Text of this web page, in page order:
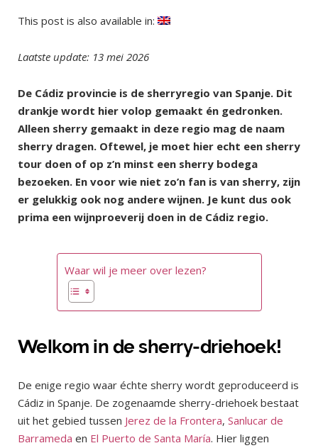
This post is also available in:
Laatste update: 13 mei 2026
De Cádiz provincie is de sherryregio van Spanje. Dit
drankje wordt hier volop gemaakt én gedronken.
Alleen sherry gemaakt in deze regio mag de naam
sherry dragen. Oftewel, je moet hier echt een sherry
tour doen of op z’n minst een sherry bodega
bezoeken. En voor wie niet zo’n fan is van sherry, zijn
er gelukkig ook nog andere wijnen. Je kunt dus ook
prima een wijnproeverij doen in de Cádiz regio.
Waar wil je meer over lezen?
Welkom in de sherry-driehoek!
De enige regio waar échte sherry wordt geproduceerd is
Cádiz in Spanje. De zogenaamde sherry-driehoek bestaat
uit het gebied tussen Jerez de la Frontera, Sanlucar de
Barrameda en El Puerto de Santa María. Hier liggen